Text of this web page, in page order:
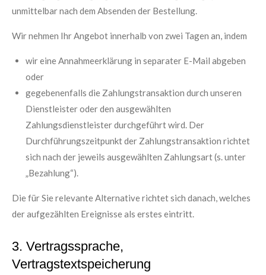
unmittelbar nach dem Absenden der Bestellung.
Wir nehmen Ihr Angebot innerhalb von zwei Tagen an, indem
wir eine Annahmeerklärung in separater E-Mail abgeben
oder
gegebenenfalls die Zahlungstransaktion durch unseren
Dienstleister oder den ausgewählten
Zahlungsdienstleister durchgeführt wird. Der
Durchführungszeitpunkt der Zahlungstransaktion richtet
sich nach der jeweils ausgewählten Zahlungsart (s. unter
„Bezahlung“).
Die für Sie relevante Alternative richtet sich danach, welches
der aufgezählten Ereignisse als erstes eintritt.
3. Vertragssprache,
Vertragstextspeicherung